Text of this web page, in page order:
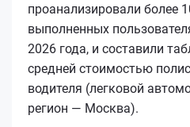
проанализировали более
выполненных
2026 года, и составили
средней стоимостью
водителя (легковой
регион — Москва).